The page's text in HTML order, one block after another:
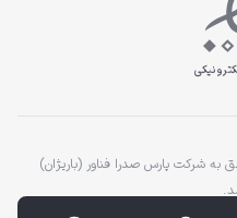
شرکت پارس صدرا فناور (باریژان)